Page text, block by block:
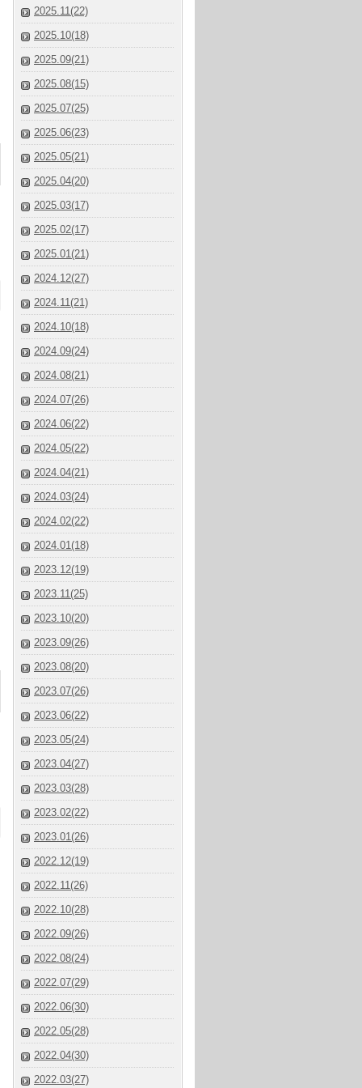
2025.11(22)
2025.10(18)
2025.09(21)
2025.08(15)
2025.07(25)
2025.06(23)
2025.05(21)
2025.04(20)
2025.03(17)
2025.02(17)
2025.01(21)
2024.12(27)
2024.11(21)
2024.10(18)
2024.09(24)
2024.08(21)
2024.07(26)
2024.06(22)
2024.05(22)
2024.04(21)
2024.03(24)
2024.02(22)
2024.01(18)
2023.12(19)
2023.11(25)
2023.10(20)
2023.09(26)
2023.08(20)
2023.07(26)
2023.06(22)
2023.05(24)
2023.04(27)
2023.03(28)
2023.02(22)
2023.01(26)
2022.12(19)
2022.11(26)
2022.10(28)
2022.09(26)
2022.08(24)
2022.07(29)
2022.06(30)
2022.05(28)
2022.04(30)
2022.03(27)